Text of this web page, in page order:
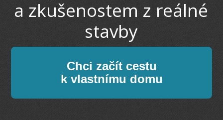
a zkušenostem z reálné
stavby
Chci začít cestu
k vlastnímu domu